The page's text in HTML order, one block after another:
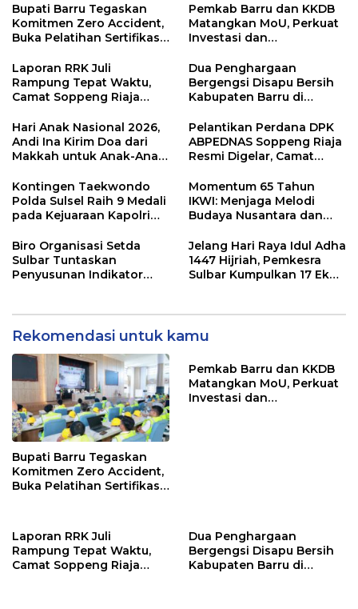
Bupati Barru Tegaskan
Komitmen Zero Accident,
Buka Pelatihan Sertifikasi
Pemkab Barru dan KKDB
Matangkan MoU, Perkuat
Investasi dan
Laporan RRK Juli
Rampung Tepat Waktu,
Camat Soppeng Riaja
dan Kelurahan
Dua Penghargaan
Bergengsi Disapu Bersih
Kabupaten Barru di
Hari Anak Nasional 2026,
Andi Ina Kirim Doa dari
Makkah untuk Anak-Anak
Pelantikan Perdana DPK
ABPEDNAS Soppeng Riaja
Resmi Digelar, Camat
Wujudkan Desa Maju
Kontingen Taekwondo
Polda Sulsel Raih 9 Medali
pada Kejuaraan Kapolri
Momentum 65 Tahun
IKWI: Menjaga Melodi
Budaya Nusantara dan
Pers
Biro Organisasi Setda
Sulbar Tuntaskan
Penyusunan Indikator
Jelang Hari Raya Idul Adha
1447 Hijriah, Pemkesra
Sulbar Kumpulkan 17 Ekor
Rekomendasi untuk kamu
Bupati Barru Tegaskan
Komitmen Zero Accident,
Buka Pelatihan Sertifikasi
Pemkab Barru dan KKDB
Matangkan MoU, Perkuat
Investasi dan
Laporan RRK Juli
Rampung Tepat Waktu,
Camat Soppeng Riaja
Dua Penghargaan
Bergengsi Disapu Bersih
Kabupaten Barru di